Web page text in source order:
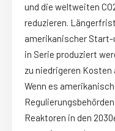
und die weltweiten
reduzieren.
amerikanischer Start-
in Serie produziert
zu niedrigeren
Wenn es
Reaktoren in den